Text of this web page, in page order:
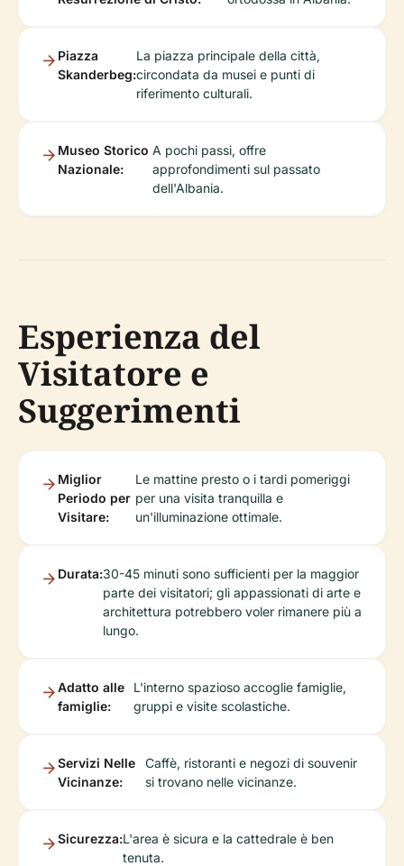
Piazza
Skanderbeg:
La piazza principale della città,
circondata da musei e punti di
riferimento culturali.
Museo Storico
Nazionale:
A pochi passi, offre
approfondimenti sul passato
dell'Albania.
Esperienza del
Visitatore e
Suggerimenti
Miglior
Periodo per
Visitare:
Le mattine presto o i tardi pomeriggi
per una visita tranquilla e
un'illuminazione ottimale.
Durata:30-45 minuti sono sufficienti per la maggior
parte dei visitatori; gli appassionati di arte e
architettura potrebbero voler rimanere più a
lungo.
Adatto alle
famiglie:
L'interno spazioso accoglie famiglie,
gruppi e visite scolastiche.
Servizi Nelle
Vicinanze:
Caffè, ristoranti e negozi di souvenir
si trovano nelle vicinanze.
Sicurezza:L'area è sicura e la cattedrale è ben
tenuta.